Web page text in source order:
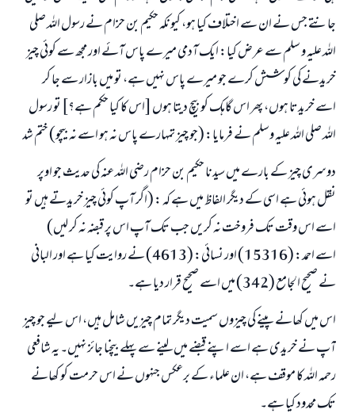
جانتے جس نے ان سے اختلاف کیا ہو، کیونکہ حکیم بن حزام نے رسول اللہ صلی
اللہ علیہ و سلم سے عرض کیا: ایک آدمی میرے پاس آئے اور مجھ سے کوئی چیز
خریدنے کی کوشش کرے جو میرے پاس نہیں ہے، تو میں بازار سے جا کر
اسے خریدتا ہوں، پھر اس گاہک کو بیچ دیتا ہوں [اس کا کیا حکم ہے؟] تو رسول
اللہ صلی اللہ علیہ وسلم نے فرمایا: (جو چیز تمہارے پاس نہ ہو اسے نہ بیچو) ختم شد
دوسری چیز کے بارے میں سیدنا حکیم بن حزام رضی اللہ عنہ کی حدیث جو اوپر
نقل ہوئی ہے اسی کے دیگر الفاظ میں ہے کہ : (اگر آپ کوئی چیز خریدتے ہیں تو
اسے اس وقت تک فروخت نہ کریں جب تک آپ اس پر قبضہ نہ کر لیں)
اسے احمد: (15316) اور نسائی: (4613) نے روایت کیا ہے اور البانی
نے صحیح الجامع (342) میں اسے صحیح قرار دیا ہے۔
اس میں کھانے پینے کی چیزوں سمیت دیگر تمام چیزیں شامل ہیں، اس لیے جو چیز
آپ نے خریدی ہے اسے اپنے قبضے میں لینے سے پہلے بیچنا جائز نہیں۔ یہ شافعی
رحمہ اللہ کا موقف ہے، ان علماء کے برعکس جنہوں نے اس حرمت کو کھانے
تک محدود کیا ہے۔